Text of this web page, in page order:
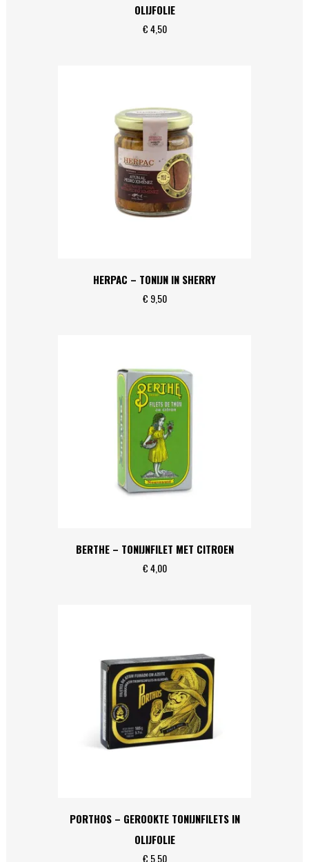
OLIJFOLIE
€4,50
HERPAC – TONIJN IN SHERRY
€ 9,50
BERTHE – TONIJNFILET MET CITROEN
€4,00
PORTHOS – GEROOKTE TONIJNFILETS IN
OLIJFOLIE
€ 5,50